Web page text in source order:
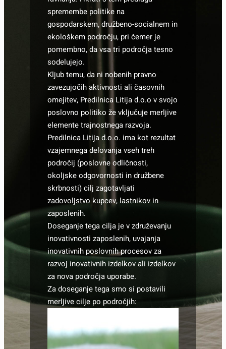
spremembe politike na
gospodarskem, družbeno-socialnem in
ekološkem področju, pri čemer je
pomembno, da vsa tri področja tesno
sodelujejo.
Kljub temu, da ni nobenih pravno
zavezujočih aktivnosti ali časovnih
omejitev, Predilnica Litija d.o.o v svojo
poslovno politiko že vključuje merljive
elemente trajnostnega razvoja.
Predilnica Litija d.o.o. ima kot rezultat
vzajemnega delovanja vseh treh
področij (poslovne odličnosti,
okoljske odgovornosti in družbene
skrbnosti) cilj zagotavljati
zadovoljstvo kupcev, lastnikov in
zaposlenih.
Doseganje tega cilja je v združevanju
inovativnosti zaposlenih, uvajanja
inovativnih poslovnih procesov za
razvoj inovativnih izdelkov ali izdelkov
za nova področja uporabe.
Za doseganje tega smo si postavili
merljive cilje po področjih: